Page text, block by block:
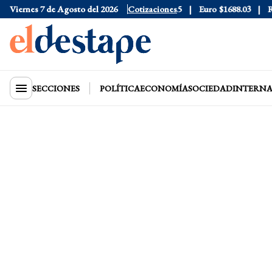
Viernes 7 de Agosto del 2026 Cotizaciones
Dólar Blue $1525 Dólar CCL $1579.5 Euro $1688.03
SECCIONES POLÍTICAECONOMÍASOCIEDAD